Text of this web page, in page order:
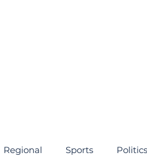
Regional Sports Politics